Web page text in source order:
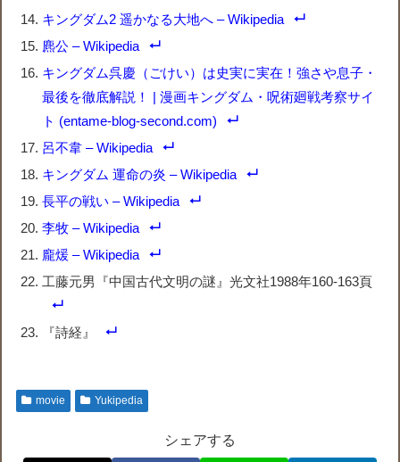
キングダム2 遥かなる大地へ – Wikipedia
麃公 – Wikipedia
キングダム呉慶（ごけい）は史実に実在！強さや息子・
最後を徹底解説！ | 漫画キングダム・呪術廻戦考察サイ
ト (entame-blog-second.com)
呂不韋 – Wikipedia
キングダム 運命の炎 – Wikipedia
長平の戦い – Wikipedia
李牧 – Wikipedia
龐煖 – Wikipedia
工藤元男『中国古代文明の謎』光文社1988年160-163頁
『詩経』
movie Yukipedia
シェアする